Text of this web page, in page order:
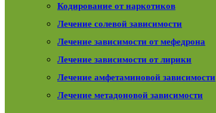
Кодирование от наркотиков
Лечение солевой зависимости
Лечение зависимости от мефедрона
Лечение зависимости от лирики
Лечение амфетаминовой зависимости
Лечение метадоновой зависимости